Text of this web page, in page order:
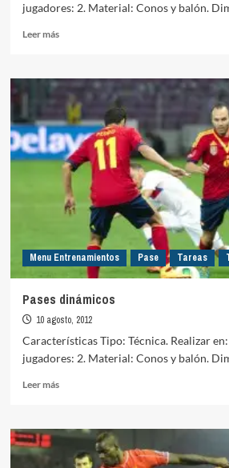
jugadores: 2. Material: Conos y balón.
Leer másLeer
Pases
anticipación
Menu Entrenamientos Pase Tareas
Pases dinámicos
10 agosto, 2012
Características Tipo: Técnica. Realizar
jugadores: 2. Material: Conos y balón.
Leer másLeer
Pases
dinámicos